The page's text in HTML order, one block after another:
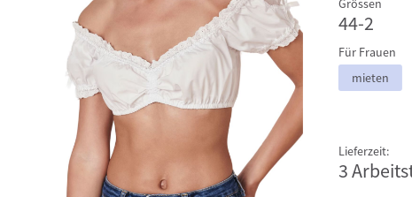
Grössen
44-2
Für Frauen
mieten
Lieferzeit:
3